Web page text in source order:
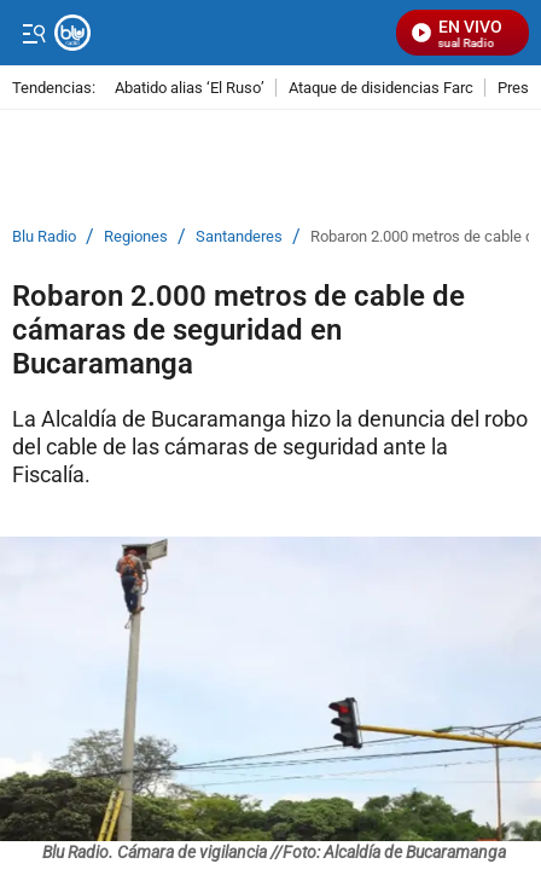
EN VIVO
Señal Visual Radio
Tendencias: Abatido alias ‘El Ruso’ Ataque de disidencias Farc
Blu Radio / Regiones / Santanderes / Robaron 2.000 metros de cable
Robaron 2.000 metros de cable de
cámaras de seguridad en
Bucaramanga
La Alcaldía de Bucaramanga hizo la denuncia del robo
del cable de las cámaras de seguridad ante la
Fiscalía.
Blu Radio. Cámara de vigilancia //Foto: Alcaldía de Bucaramanga